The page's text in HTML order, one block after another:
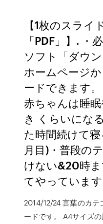
【1枚のスライ
「PDF」】. ・
ソフト「ダウ
ホームページ
ードできます
赤ちゃんは睡
き くらいにな
た時間続けて寝
月目)・普段の
けない&20時
てやっています
2014/12/24 言葉のカテ
ードです。 A4サイズ